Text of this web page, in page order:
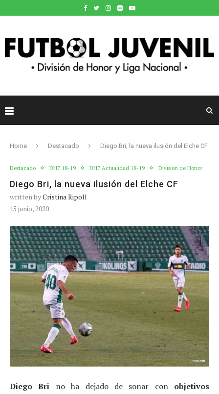
Home Destacado Diego Bri, la nueva ilusión del Elche CF
Destacado DH7 18-19 DH7 Actualidad 18-19 Division de Honor
Diego Bri, la nueva ilusión del Elche CF
written byCristina Ripoll
15 junio, 2020
Diego Bri no ha dejado de soñar con objetivos